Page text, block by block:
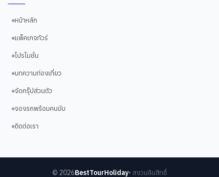
หน้าหลัก
แพ็คเกจทัวร์
โปรโมชั่น
บทความท่องเที่ยว
จัดกรุ๊ปส่วนตัว
จองรถพร้อมคนขับ
ติดต่อเรา
© 2026BestTourHoliday• สงวนลิขสิทธิ์